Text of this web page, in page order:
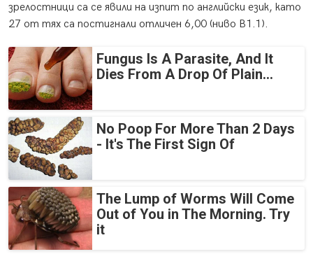
зрелостници са се явили на изпит по английски език, като
27 от тях са постигнали отличен 6,00 (ниво B1.1).
Fungus Is A Parasite, And It
Dies From A Drop Of Plain...
No Poop For More Than 2 Days
- It's The First Sign Of
The Lump of Worms Will Come
Out of You in The Morning. Try
it